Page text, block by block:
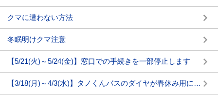
クマに遭わない方法
冬眠明けクマ注意
【5/21(火)～5/24(金)】窓口での手続きを一部停止します
【3/18(月)～4/3(水)】タノくんバスのダイヤが春休み用に変わります